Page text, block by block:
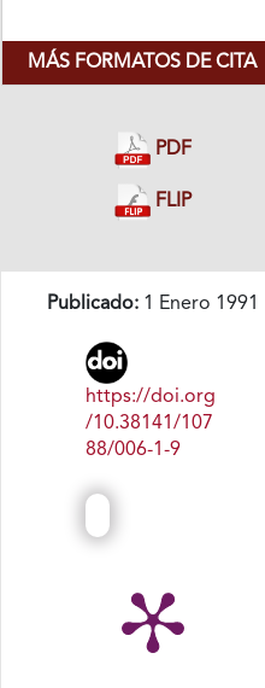
MÁS FORMATOS DE CITA
PDF
FLIP
Publicado: 1 Enero 1991
https://doi.org
/10.38141/107
88/006-1-9